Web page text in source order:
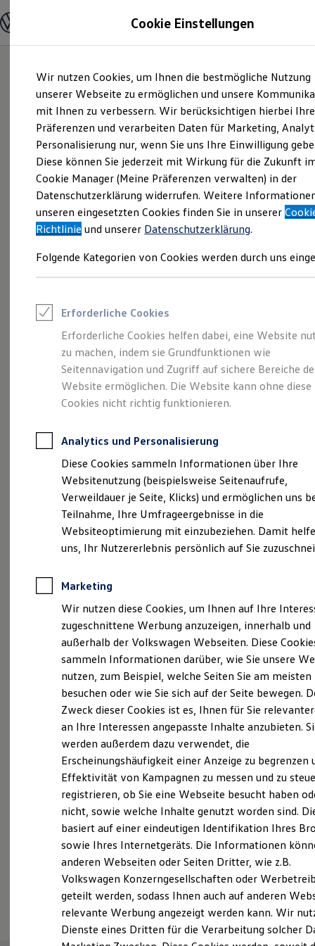
Hauptinhalt
springen
Footer
springen
Modelle und Konfigurator
Modelle vergleichen
Elektroautos
ENERGY Sondermodelle
Nutzfahrzeuge
SUV und CUV
Familienautos
Kombis
Kompaktwagen
Sportwagen
Schnell verfügbare Fahrzeuge
Angebote und Produkte
Aktuelle Angebote
E-Auto-Förderung
Volkswagen Marktplatz
Junge Gebrauchtwagen und Gebrauchtwagen
Saisonangebote
Leasing
Leasing-Angebote
Gebrauchtwagen Leasing
Junge Gebrauchtwagen-Leasing
Elektroauto Leasing
Kleinwagen-Leasing
Leasing ohne Anzahlung
Autokredit mit Schlussrate
Versicherungen und Garantien
Kfz-Versicherung
Restschuldversicherungen
Garantien
Wartungsverträge
Geschäftskunden
Professional Class bei Volkswagen
Großkunden
Behörden
Anpfiff zum Gewinn
Elektroautos
ID. Tutorials
Elektrofahrzeugkonzepte
Reichweite
Reichweite der ID. Modelle
Reichweite im Winter
Laden
Laden unterwegs
Laden Zuhause
Ladezeitensimulator
Batterie
Sicherheit
Garantie und Lebensdauer
Nachhaltigkeit
Technologie
Kosten und Kauf
Verbrauchskosten
Kaufoptionen
E-Auto-Förderung
Software und Konnektivität
Die ID. Software 6
ID. Software Versionen und Updates
Digitale Extras
Schnittstellen zu Ihrem ID.
Abenteuer Leben. Der
Tiguan.
Probefahrt vereinbaren
Fahrzeugangebot anfordern
Servicetermin buchen
Serviceanfrage stellen
Cookie Einstellungen
Wir nutzen Cookies, um Ihnen die bestmögliche Nutzung
unserer Webseite zu ermöglichen und unsere
mit Ihnen zu verbessern. Wir berücksichtigen hierbei Ihre
Präferenzen und verarbeiten Daten für Marketing,
Personalisierung nur, wenn Sie uns Ihre Einwilligung
Diese können Sie jederzeit mit Wirkung für die Zukunft
Cookie Manager (Meine Präferenzen verwalten) in der
Datenschutzerklärung widerrufen. Weitere
unseren eingesetzten Cookies finden Sie in unserer
Richtlinie und unserer Datenschutzerklärung.
Folgende Kategorien von Cookies werden durch uns
Erforderliche Cookies
Erforderliche Cookies helfen dabei, eine Website
zu machen, indem sie Grundfunktionen wie
Seitennavigation und Zugriff auf sichere Bereiche
Website ermöglichen. Die Website kann ohne diese
Cookies nicht richtig funktionieren.
Analytics und Personalisierung
Diese Cookies sammeln Informationen über Ihre
Websitenutzung (beispielsweise Seitenaufrufe,
Verweildauer je Seite, Klicks) und ermöglichen uns
Teilnahme, Ihre Umfrageergebnisse in die
Websiteoptimierung mit einzubeziehen. Damit
uns, Ihr Nutzererlebnis persönlich auf Sie
Marketing
Wir nutzen diese Cookies, um Ihnen auf Ihre
zugeschnittene Werbung anzuzeigen, innerhalb und
außerhalb der Volkswagen Webseiten. Diese
sammeln Informationen darüber, wie Sie unsere
nutzen, zum Beispiel, welche Seiten Sie am meisten
besuchen oder wie Sie sich auf der Seite bewegen.
Zweck dieser Cookies ist es, Ihnen für Sie
an Ihre Interessen angepasste Inhalte anzubieten.
werden außerdem dazu verwendet, die
Erscheinungshäufigkeit einer Anzeige zu begrenzen
Effektivität von Kampagnen zu messen und zu
registrieren, ob Sie eine Webseite besucht haben
nicht, sowie welche Inhalte genutzt worden sind.
basiert auf einer eindeutigen Identifikation Ihres
sowie Ihres Internetgeräts. Die Informationen
anderen Webseiten oder Seiten Dritter, wie z.B.
Volkswagen Konzerngesellschaften oder
geteilt werden, sodass Ihnen auch auf anderen
relevante Werbung angezeigt werden kann. Wir
Dienste eines Dritten für die Verarbeitung solcher